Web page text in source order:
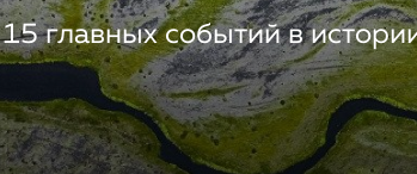
15 главных событий в